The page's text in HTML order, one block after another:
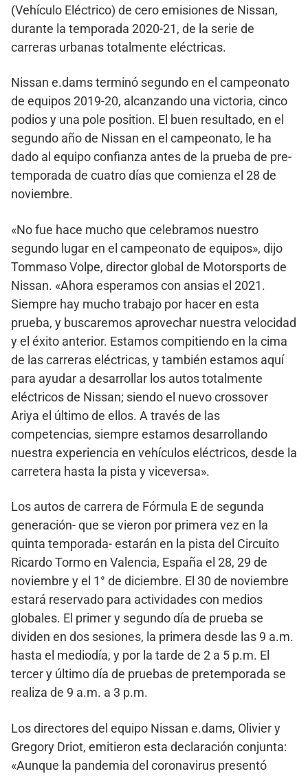
(Vehículo Eléctrico) de cero emisiones de Nissan,
durante la temporada 2020-21, de la serie de
carreras urbanas totalmente eléctricas.
Nissan e.dams terminó segundo en el campeonato
de equipos 2019-20, alcanzando una victoria, cinco
podios y una pole position. El buen resultado, en el
segundo año de Nissan en el campeonato, le ha
dado al equipo confianza antes de la prueba de pre-
temporada de cuatro días que comienza el 28 de
noviembre.
«No fue hace mucho que celebramos nuestro
segundo lugar en el campeonato de equipos», dijo
Tommaso Volpe, director global de Motorsports de
Nissan. «Ahora esperamos con ansias el 2021.
Siempre hay mucho trabajo por hacer en esta
prueba, y buscaremos aprovechar nuestra velocidad
y el éxito anterior. Estamos compitiendo en la cima
de las carreras eléctricas, y también estamos aquí
para ayudar a desarrollar los autos totalmente
eléctricos de Nissan; siendo el nuevo crossover
Ariya el último de ellos. A través de las
competencias, siempre estamos desarrollando
nuestra experiencia en vehículos eléctricos, desde la
carretera hasta la pista y viceversa».
Los autos de carrera de Fórmula E de segunda
generación- que se vieron por primera vez en la
quinta temporada- estarán en la pista del Circuito
Ricardo Tormo en Valencia, España el 28, 29 de
noviembre y el 1° de diciembre. El 30 de noviembre
estará reservado para actividades con medios
globales. El primer y segundo día de prueba se
dividen en dos sesiones, la primera desde las 9 a.m.
hasta el mediodía, y por la tarde de 2 a 5 p.m. El
tercer y último día de pruebas de pretemporada se
realiza de 9 a.m. a 3 p.m.
Los directores del equipo Nissan e.dams, Olivier y
Gregory Driot, emitieron esta declaración conjunta:
«Aunque la pandemia del coronavirus presentó